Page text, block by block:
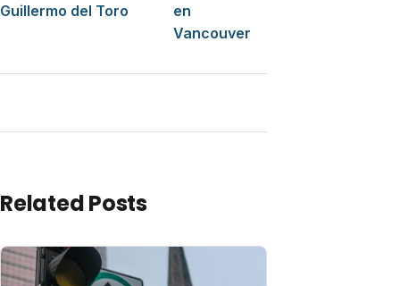
Guillermo del Toro
en
Vancouver
Related Posts